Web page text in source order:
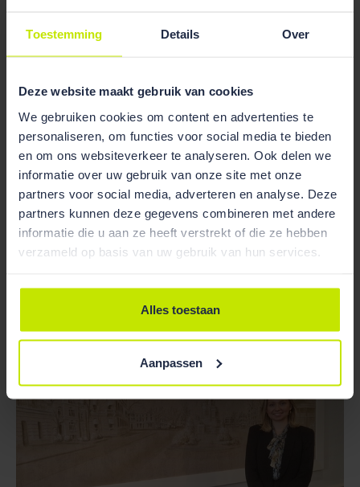
Toestemming Details Over
Deze website maakt gebruik van cookies
We gebruiken cookies om content en advertenties te
personaliseren, om functies voor social media te bieden
en om ons websiteverkeer te analyseren. Ook delen we
informatie over uw gebruik van onze site met onze
partners voor social media, adverteren en analyse. Deze
partners kunnen deze gegevens combineren met andere
informatie die u aan ze heeft verstrekt of die ze hebben
verzameld op basis van uw gebruik van hun services.
Alles toestaan
Aanpassen
Iris over haar stage bij ons kantoor
Nieuws 23 Oct 2023